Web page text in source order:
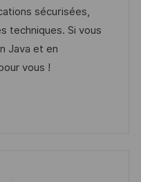
o
r
í
a
sécurisées,
techniques. Si vous
Java et en
vous !